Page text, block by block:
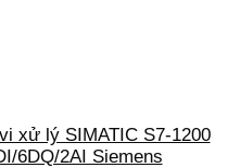
xử lý SIMATIC S7-1200
6DQ/2AI Siemens